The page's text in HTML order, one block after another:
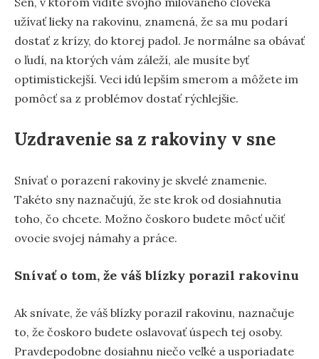
užívať lieky na rakovinu, znamená, že sa mu podarí
dostať z krízy, do ktorej padol. Je normálne sa obávať
o ľudí, na ktorých vám záleží, ale musíte byť
optimistickejší. Veci idú lepším smerom a môžete im
pomôcť sa z problémov dostať rýchlejšie.
Uzdravenie sa z rakoviny v sne
Snívať o porazení rakoviny je skvelé znamenie.
Takéto sny naznačujú, že ste krok od dosiahnutia
toho, čo chcete. Možno čoskoro budete môcť učiť
ovocie svojej námahy a práce.
Snívať o tom, že váš blízky porazil rakovinu
Ak snívate, že váš blízky porazil rakovinu, naznačuje
to, že čoskoro budete oslavovať úspech tej osoby.
Pravdepodobne dosiahnu niečo veľké a usporiadate